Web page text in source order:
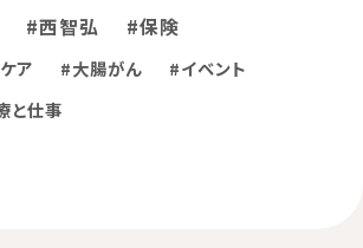
#西智弘 #保険
ア #大腸がん
#イベント
と仕事